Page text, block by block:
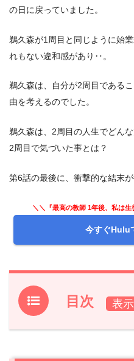
の日に戻っていました。
鵜久森が1周目と同じように始
れもない違和感があり‥。
鵜久森は、自分が2周目である
由を考えるのでした。
鵜久森は、2周目の人生でどん
2周目で気づいた事とは？
第6話の最後に、衝撃的な結末が
＼＼『最高の教師 1年後、私は
今すぐHulu
目次
1.ドラマ『最高の教師 1年